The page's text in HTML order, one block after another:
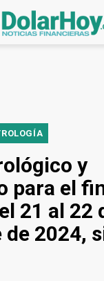
y
para el
21 al 22
2024,